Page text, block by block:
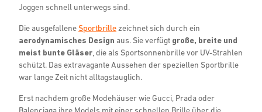
Joggen schnell unterwegs sind.
Die ausgefalleneSportbrille zeichnet sich durch ein
aerodynamisches Design aus. Sie verfügt große, breite und
meist bunte Gläser , die als Sportsonnenbrille vor UV-Strahlen
schützt. Das extravagante Aussehen der speziellen Sportbrille
war lange Zeit nicht alltagstauglich.
Erst nachdem große Modehäuser wie Gucci, Prada oder
Balenciaga ihre Models mit einer schnellen Brille über die